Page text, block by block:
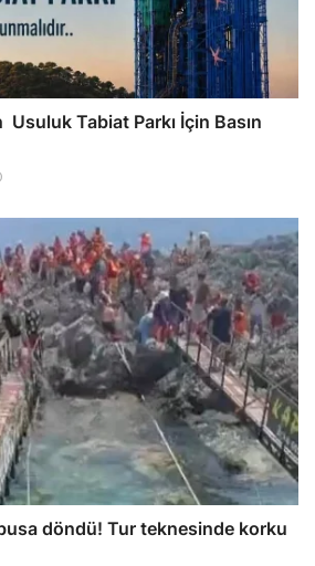
Tabiat Parkı İçin Basın
döndü! Tur teknesinde korku